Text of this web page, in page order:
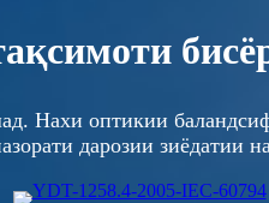
Нахи оптикии
дарозии зиёдатии